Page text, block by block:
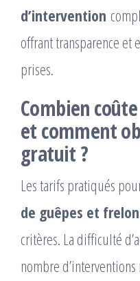
d’intervention
offrant transparence et
prises.
Combien
et comment
gratuit ?
Les tarifs pratiqués
de guêpes et
critères. La difficulté
nombre